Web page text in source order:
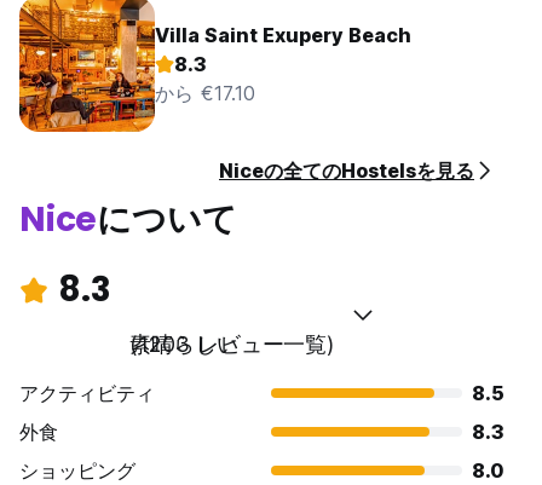
Villa Saint Exupery Beach
8.3
から €17.10
Niceの全てのHostelsを見る
Niceについて
8.3
素晴らしい
(1203 レビュー一覧)
アクティビティ
8.5
外食
8.3
ショッピング
8.0